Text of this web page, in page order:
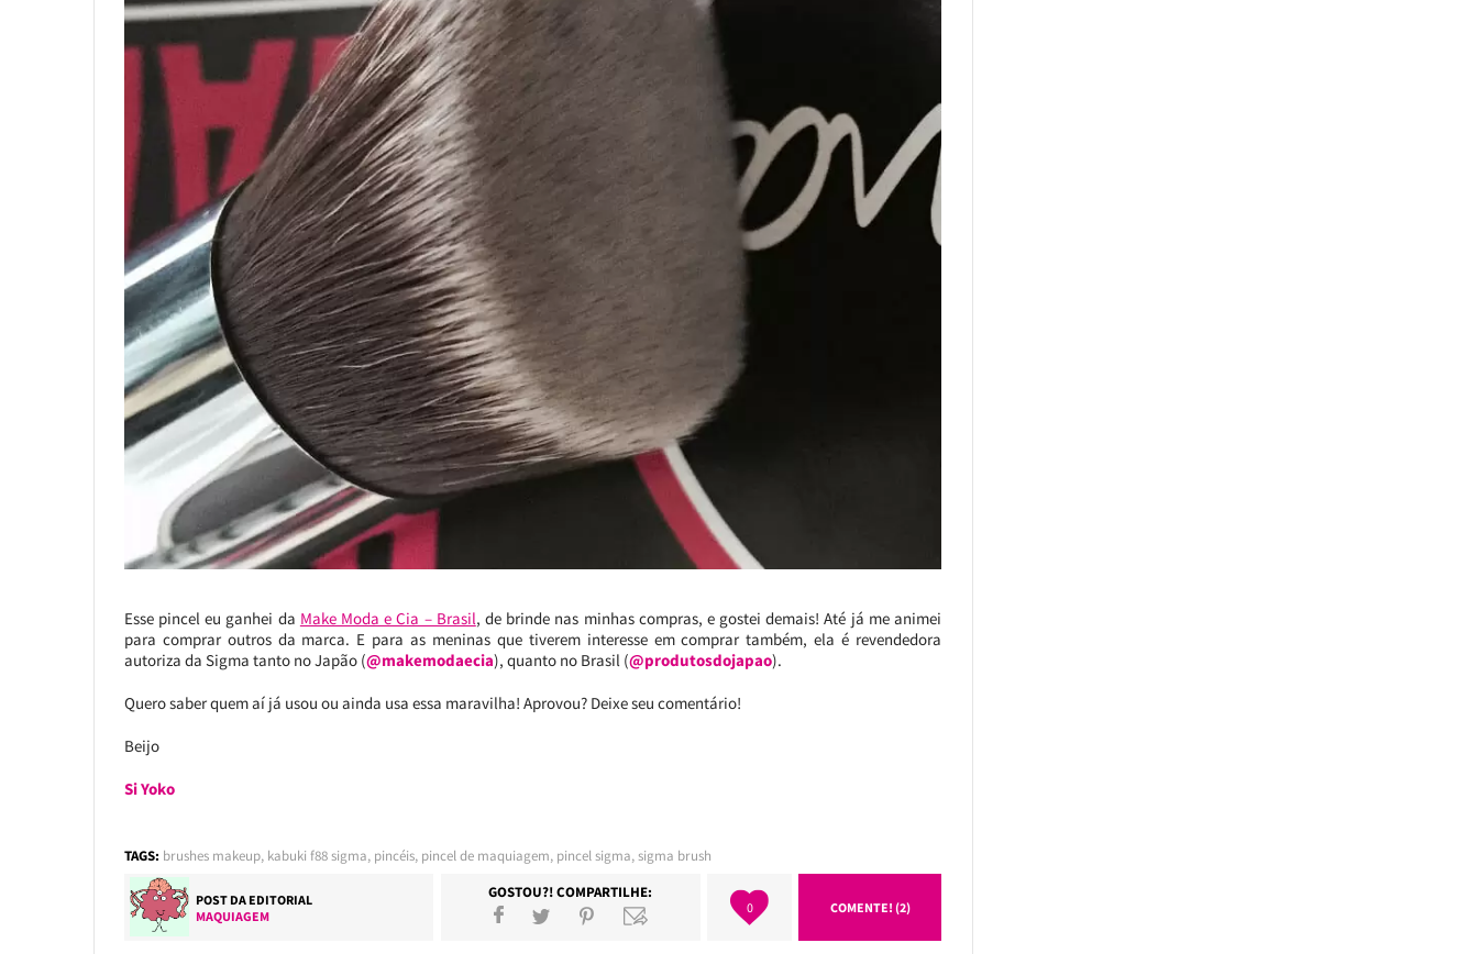
Esse pincel eu ganhei da Make Moda e Cia – Brasil, de brinde nas minhas compras, e gostei demais! Até já me animei
para comprar outros da marca. E para as meninas que tiverem interesse em comprar também, ela é revendedora
autoriza da Sigma tanto no Japão (@makemodaecia), quanto no Brasil (@produtosdojapao).
Quero saber quem aí já usou ou ainda usa essa maravilha! Aprovou? Deixe seu comentário!
Beijo
Si Yoko
TAGS: brushes makeup, kabuki f88 sigma, pincéis, pincel de maquiagem, pincel sigma,sigma brush
POST DA EDITORIAL
MAQUIAGEM
GOSTOU?! COMPARTILHE:
0 COMENTE! (2)